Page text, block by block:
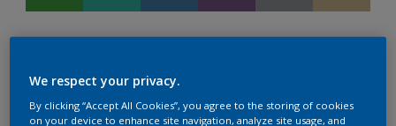
We respect your privacy.
By clicking “Accept All Cookies”, you agree to the storing of cookies
on your device to enhance site navigation, analyze site usage, and